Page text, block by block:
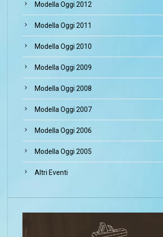
Modella Oggi 2012
Modella Oggi 2011
Modella Oggi 2010
Modella Oggi 2009
Modella Oggi 2008
Modella Oggi 2007
Modella Oggi 2006
Modella Oggi 2005
Altri Eventi